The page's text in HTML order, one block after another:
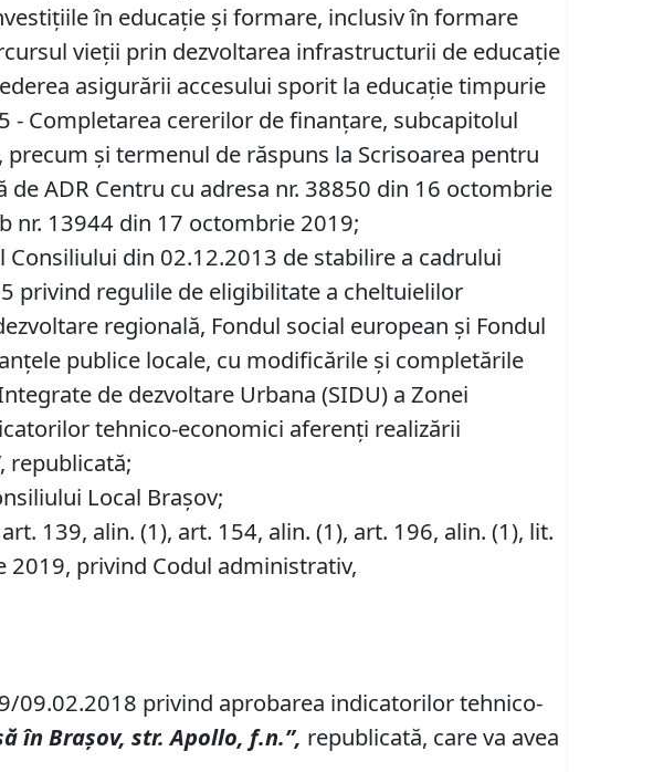
în educație și formare, inclusiv în formare
vieții prin dezvoltarea infrastructurii de educație
asigurării accesului sporit la educație timpurie
Completarea cererilor de finanțare, subcapitolul
și termenul de răspuns la Scrisoarea pentru
ADR Centru cu adresa nr. 38850 din 16 octombrie
nr. 13944 din 17 octombrie 2019;
Consiliului din 02.12.2013 de stabilire a cadrului
privind regulile de eligibilitate a cheltuielilor
regională, Fondul social european și Fondul
publice locale, cu modificările și completările
de dezvoltare Urbana (SIDU) a Zonei
tehnico-economici aferenți realizării
, republicată;
Local Brașov;
139, alin. (1), art. 154, alin. (1), art. 196, alin. (1), lit.
2019, privind Codul administrativ,
09.02.2018 privind aprobarea indicatorilor tehnico-
în Brașov, str. Apollo, f.n.”, republicată, care va avea